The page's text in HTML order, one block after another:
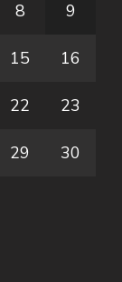
8 9
15 16
22 23
29 30